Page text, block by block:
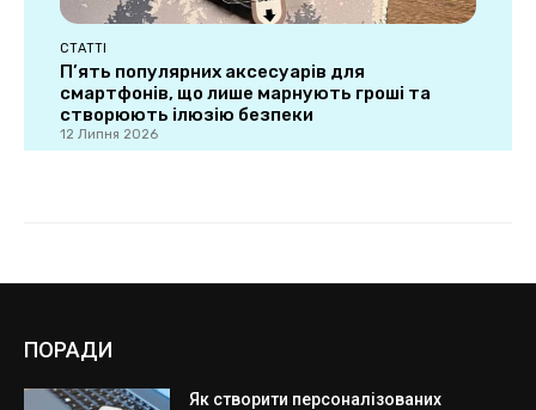
ПОРАДИ
Як створити персоналізованих